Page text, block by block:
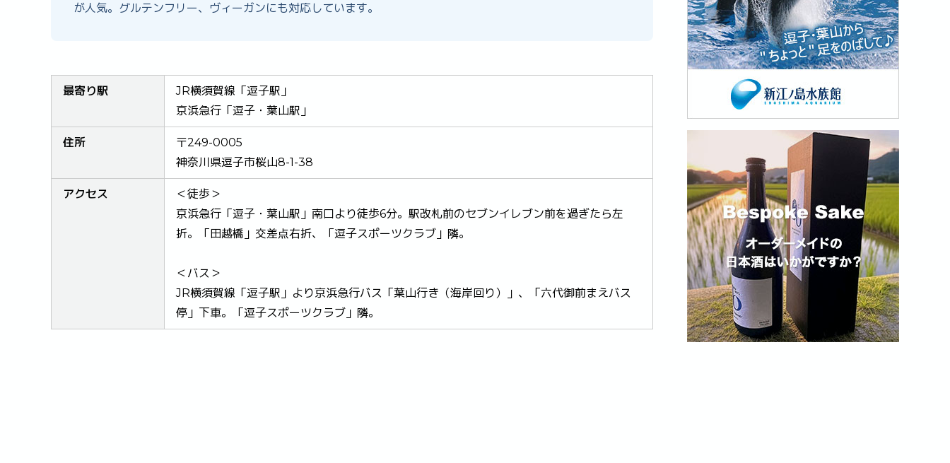
が人気。グルテンフリー、ヴィーガンにも対応しています。
最寄り駅
JR横須賀線「逗子駅」
京浜急行「逗子・葉山駅」
住所
〒249-0005
神奈川県逗子市桜山8-1-38
アクセス
＜徒歩＞
京浜急行「逗子・葉山駅」南口より徒歩6分。駅改札前のセブンイレブン前を過ぎたら左
折。「田越橋」交差点右折、「逗子スポーツクラブ」隣。
＜バス＞
JR横須賀線「逗子駅」より京浜急行バス「葉山行き（海岸回り）」、「六代御前まえバス
停」下車。「逗子スポーツクラブ」隣。